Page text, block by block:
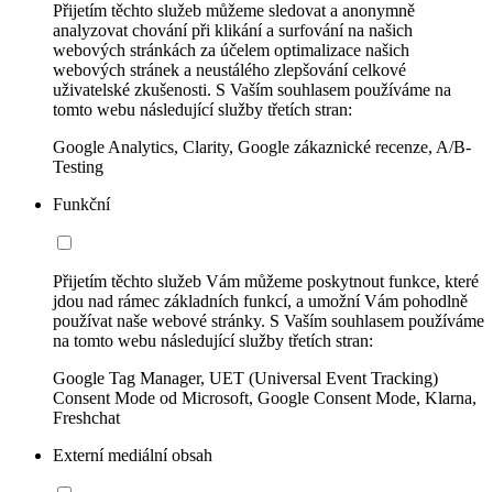
Přijetím těchto služeb můžeme sledovat a anonymně
analyzovat chování při klikání a surfování na našich
webových stránkách za účelem optimalizace našich
webových stránek a neustálého zlepšování celkové
uživatelské zkušenosti. S Vaším souhlasem používáme na
tomto webu následující služby třetích stran:
Google Analytics, Clarity, Google zákaznické recenze, A/B-
Testing
Funkční
Přijetím těchto služeb Vám můžeme poskytnout funkce, které
jdou nad rámec základních funkcí, a umožní Vám pohodlně
používat naše webové stránky. S Vaším souhlasem používáme
na tomto webu následující služby třetích stran:
Google Tag Manager, UET (Universal Event Tracking)
Consent Mode od Microsoft, Google Consent Mode, Klarna,
Freshchat
Externí mediální obsah